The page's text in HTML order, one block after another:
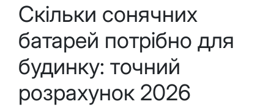
Скільки сонячних
батарей потрібно для
будинку: точний
розрахунок 2026